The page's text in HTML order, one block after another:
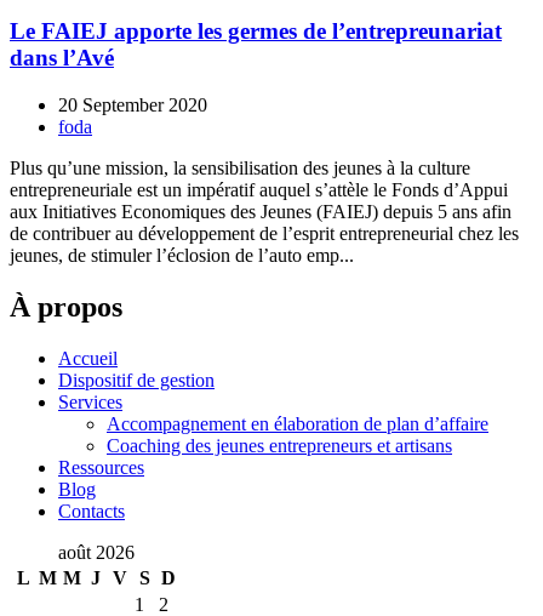
Le FAIEJ apporte les germes de l’entrepreunariat
dans l’Avé
20 September 2020
foda
Plus qu’une mission, la sensibilisation des jeunes à la culture
entrepreneuriale est un impératif auquel s’attèle le Fonds d’Appui
aux Initiatives Economiques des Jeunes (FAIEJ) depuis 5 ans afin
de contribuer au développement de l’esprit entrepreneurial chez les
jeunes, de stimuler l’éclosion de l’auto emp...
À propos
Accueil
Dispositif de gestion
Services
Accompagnement en élaboration de plan d’affaire
Coaching des jeunes entrepreneurs et artisans
Ressources
Blog
Contacts
août 2026
L M M J V S D
1
2